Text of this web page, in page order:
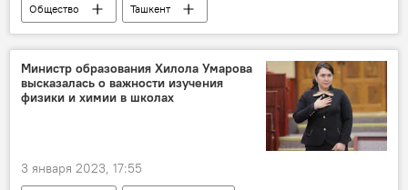
Общество Ташкент
Министр образования Хилола Умарова
высказалась о важности изучения
физики и химии в школах
3 января 2023, 17:55